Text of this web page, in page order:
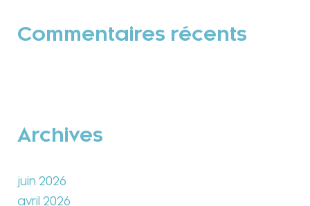
Commentaires récents
Archives
juin 2026
avril 2026